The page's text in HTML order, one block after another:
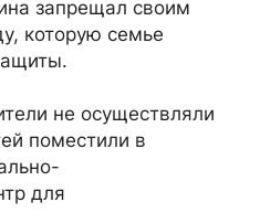
запрещал своим
которую семье
не осуществляли
поместили в
для